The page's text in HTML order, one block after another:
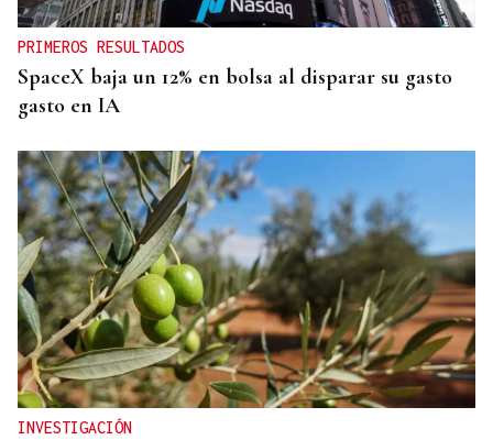
PRIMEROS RESULTADOS
SpaceX baja un 12% en bolsa al disparar su gasto
gasto en IA
INVESTIGACIÓN